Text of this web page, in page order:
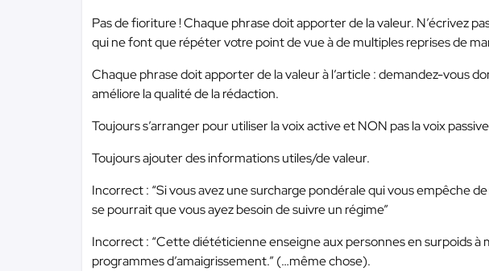
Pas de fioriture ! Chaque phrase doit apporter de la valeur. N’écrivez
qui ne font que répéter votre point de vue à de multiples reprises de
Chaque phrase doit apporter de la valeur à l’article : demandez-vous
améliore la qualité de la rédaction.
Toujours s’arranger pour utiliser la voix active et NON pas la voix passive
Toujours ajouter des informations utiles/de valeur.
Incorrect : “Si vous avez une surcharge pondérale qui vous empêche
se pourrait que vous ayez besoin de suivre un régime”
Incorrect : “Cette diététicienne enseigne aux personnes en surpoids à
programmes d’amaigrissement.” (…même chose).